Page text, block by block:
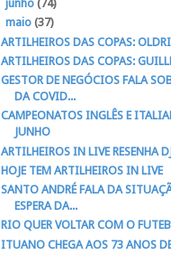
junho (74)
maio (37)
ARTILHEIROS DAS COPAS:
ARTILHEIROS DAS COPAS:
GESTOR DE NEGÓCIOS FALA
DA COVID...
CAMPEONATOS INGLÊS E
JUNHO
ARTILHEIROS IN LIVE RESENHA
HOJE TEM ARTILHEIROS IN LIVE
SANTO ANDRÉ FALA DA
ESPERA DA...
RIO QUER VOLTAR COM O
ITUANO CHEGA AOS 73 ANOS